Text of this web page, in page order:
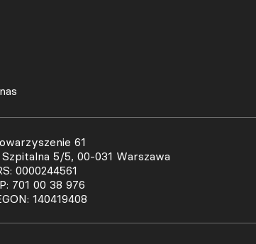
61
Szpitalna 5/5, 00-031 Warszawa
0000244561
701 00 38 976
140419408